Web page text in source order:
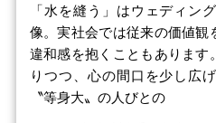
「水を縫う」はウェディン
像。実社会では従来の価値観
違和感を抱くこともあります
りつつ、心の間口を少し広
〝等身大〟の人びとの